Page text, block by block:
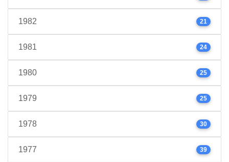
1982 21
1981 24
1980 25
1979 25
1978 30
1977 39